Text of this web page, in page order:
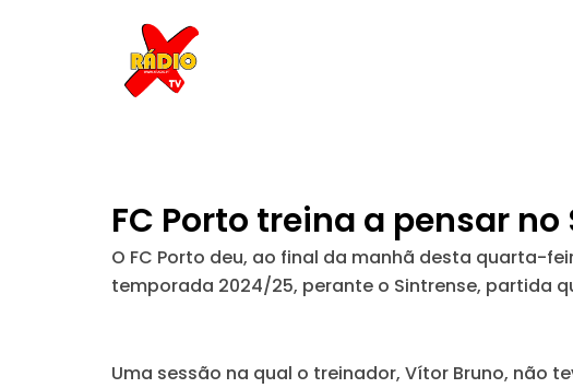
FC Porto treina a pensar
O FC Porto deu, ao final da manhã desta quarta-
temporada 2024/25, perante o Sintrense, partida
Uma sessão na qual o treinador, Vítor Bruno, não